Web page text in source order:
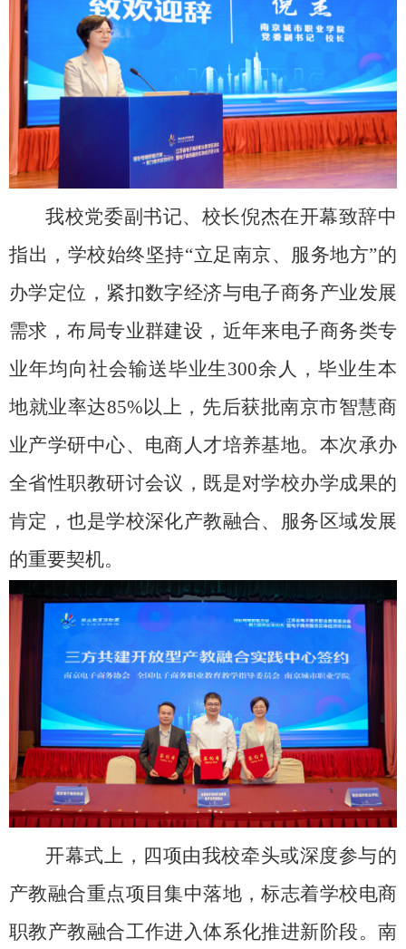
我校党委副书记、校长倪杰在开幕致辞中
指出，学校始终坚持“立足南京、服务地方”的
办学定位，紧扣数字经济与电子商务产业发展
需求，布局专业群建设，近年来电子商务类专
业年均向社会输送毕业生300余人，毕业生本
地就业率达85%以上，先后获批南京市智慧商
业产学研中心、电商人才培养基地。本次承办
全省性职教研讨会议，既是对学校办学成果的
肯定，也是学校深化产教融合、服务区域发展
的重要契机。
开幕式上，四项由我校牵头或深度参与的
产教融合重点项目集中落地，标志着学校电商
职教产教融合工作进入体系化推进新阶段。南